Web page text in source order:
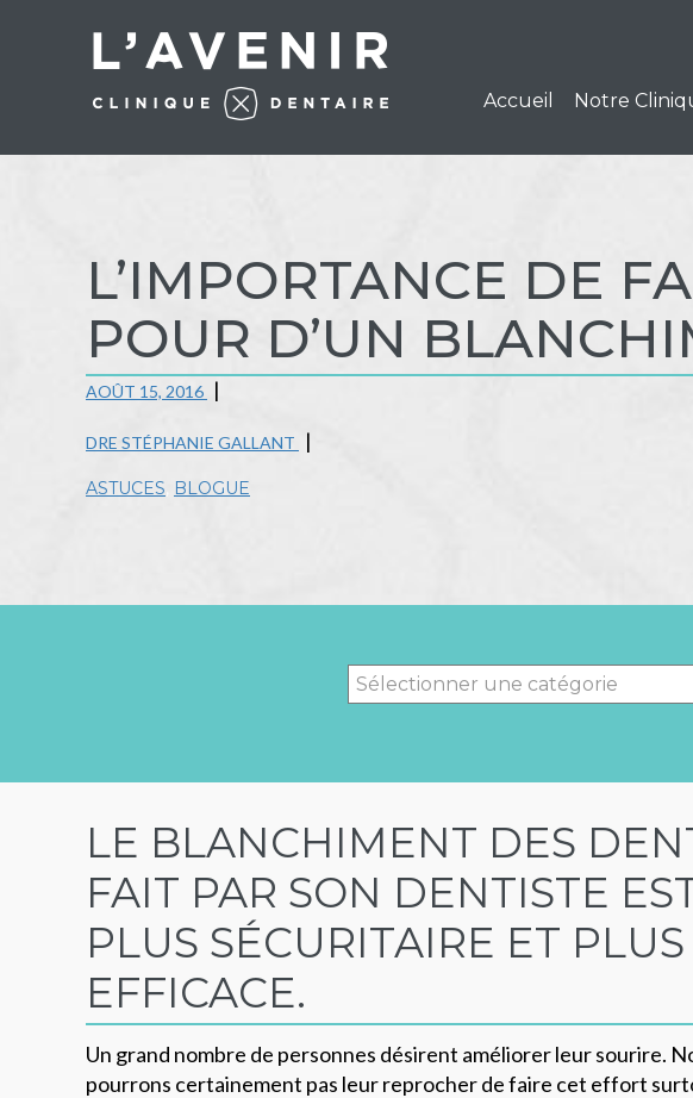
Accueil Notre
L’IMPORTANCE DE
POUR D’UN
AOÛT 15, 2016
DRE STÉPHANIE GALLANT
ASTUCES BLOGUE
LE BLANCHIMENT DES
FAIT PAR SON DENTISTE
PLUS SÉCURITAIRE ET PLUS
EFFICACE.
Un grand nombre de personnes désirent améliorer leur sourire.
pourrons certainement pas leur reprocher de faire cet effort